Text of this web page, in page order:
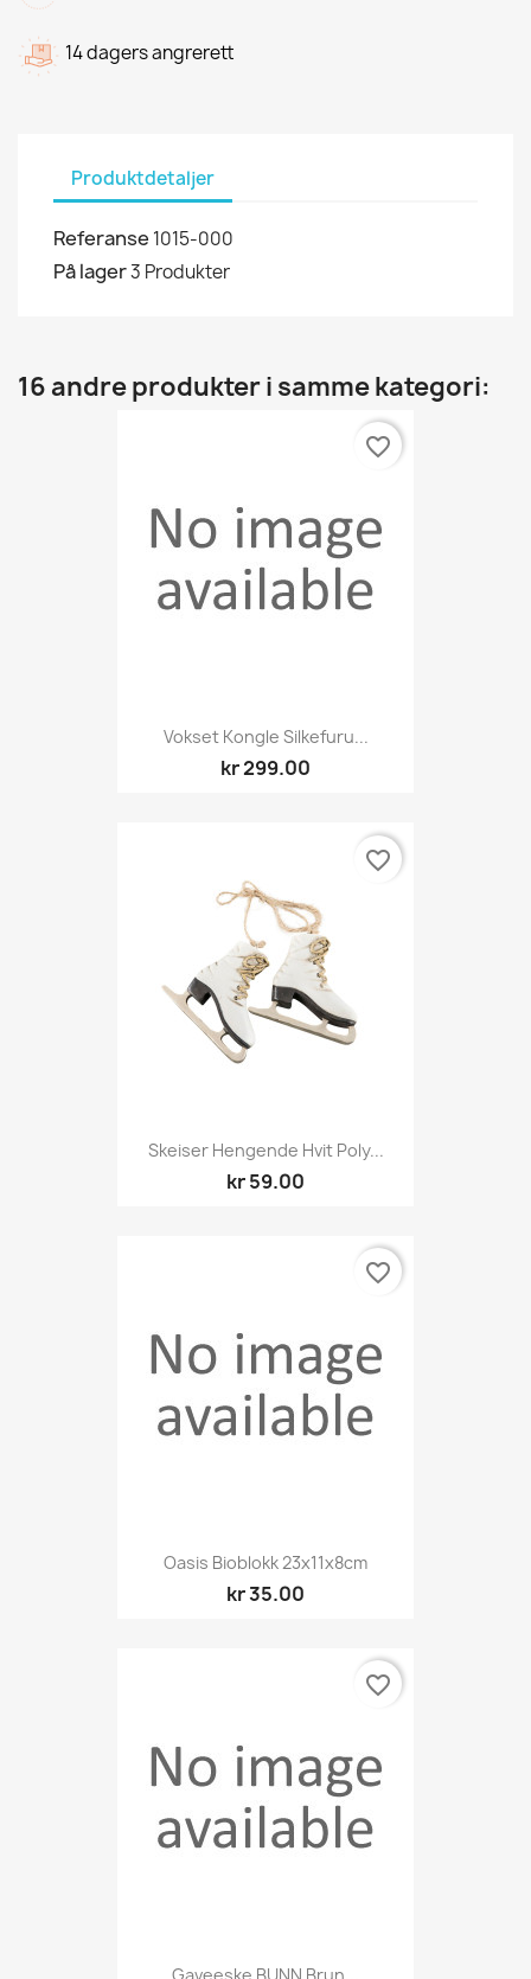
14 dagers angrerett
Produktdetaljer
Referanse 1015-000
På lager3 Produkter
16 andre produkter i samme kategori:
Vokset Kongle Silkefuru...
kr 299.00
favorite_border
Skeiser Hengende Hvit Poly...
kr 59.00
favorite_border
Oasis Bioblokk 23x11x8cm
kr 35.00
favorite_border
favorite_border